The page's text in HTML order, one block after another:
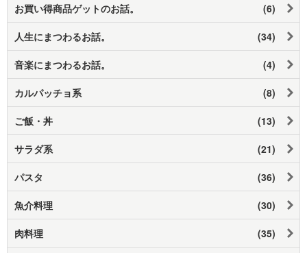
お買い得商品ゲットのお話。 (6)
人生にまつわるお話。 (34)
音楽にまつわるお話。 (4)
カルパッチョ系 (8)
ご飯・丼 (13)
サラダ系 (21)
パスタ (36)
魚介料理 (30)
肉料理 (35)